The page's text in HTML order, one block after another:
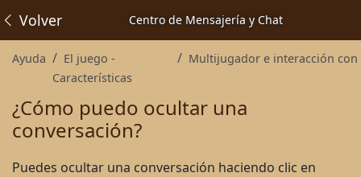
Centro de Mensajería y Chat
Volver
Ayuda
El juego -
Características
Multijugador e interacción con otros
¿Cómo puedo ocultar una
conversación?
Puedes ocultar una conversación haciendo clic en